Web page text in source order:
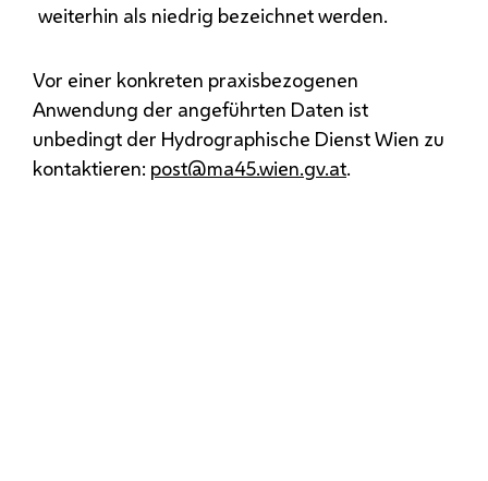
weiterhin als niedrig bezeichnet werden.
Vor einer konkreten praxisbezogenen
Anwendung der angeführten Daten ist
unbedingt der Hydrographische Dienst Wien zu
kontaktieren: post@ma45.wien.gv.at.